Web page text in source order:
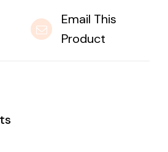
Email This
Product